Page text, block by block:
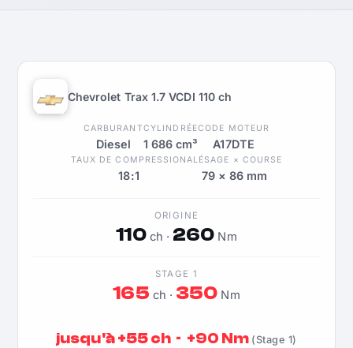
Chevrolet Trax 1.7 VCDI 110 ch
CARBURANT
Diesel
CYLINDRÉE
1 686 cm³
CODE MOTEUR
A17DTE
TAUX DE COMPRESSION
18:1
ALÉSAGE × COURSE
79 × 86 mm
ORIGINE
110ch · 260 Nm
STAGE 1
165 ch · 350 Nm
jusqu'à +55 ch · +90 Nm (Stage 1)